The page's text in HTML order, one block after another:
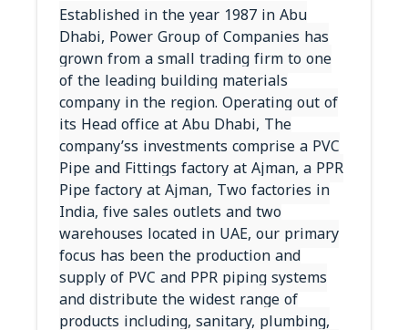
Established in the year 1987 in Abu
Dhabi, Power Group of Companies has
grown from a small trading firm to one
of the leading building materials
company in the region. Operating out of
its Head office at Abu Dhabi, The
company’ss investments comprise a PVC
Pipe and Fittings factory at Ajman, a PPR
Pipe factory at Ajman, Two factories in
India, five sales outlets and two
warehouses located in UAE, our primary
focus has been the production and
supply of PVC and PPR piping systems
and distribute the widest range of
products including, sanitary, plumbing,